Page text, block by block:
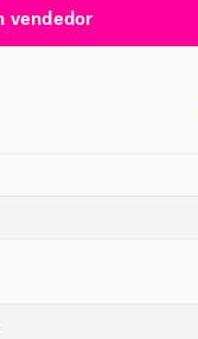
vendedor